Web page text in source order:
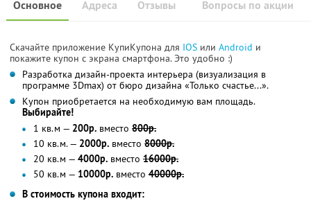
Основное Отзывы Вопросы по акции
Адреса
Скачайте приложение КупиКупона для IOS или Android и
покажите купон с экрана смартфона. Это удобно :)
Разработка дизайн-проекта интерьера (визуализация в
программе 3Dmax) от бюро дизайна «Только счастье...».
Купон приобретается на необходимую вам площадь.
Выбирайте!
1 кв.м — 200р. вместо 800р.
10 кв.м. — 2000р. вместо 8000р.
20 кв.м — 4000р. вместо 16000р.
50 кв.м — 10000р. вместо 40000р.
В стоимость купона входит: